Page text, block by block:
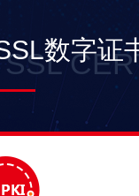
数字证